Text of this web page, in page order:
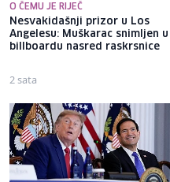
O ČEMU JE RIJEČ
Nesvakidašnji prizor u Los
Angelesu: Muškarac snimljen u
billboardu nasred raskrsnice
2 sata